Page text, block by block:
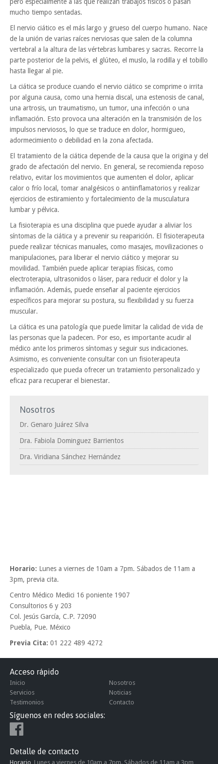
mucho tiempo sentadas.
El nervio ciático es el más largo y grueso del cuerpo humano. Nace
de la unión de varias raíces nerviosas que salen de la columna
vertebral a la altura de las vértebras lumbares y sacras. Recorre la
parte posterior de la pelvis, el glúteo, el muslo, la rodilla y el tobillo
hasta llegar al pie.
La ciática se produce cuando el nervio ciático se comprime o irrita
por alguna causa, como una hernia discal, una estenosis de canal,
una artrosis, un traumatismo, un tumor, una infección o una
inflamación. Esto provoca una alteración en la transmisión de los
impulsos nerviosos, lo que se traduce en dolor, hormigueo,
adormecimiento o debilidad en la zona afectada.
El tratamiento de la ciática depende de la causa que la origina y del
grado de afectación del nervio. En general, se recomienda reposo
relativo, evitar los movimientos que aumenten el dolor, aplicar
calor o frío local, tomar analgésicos o antiinflamatorios y realizar
ejercicios de estiramiento y fortalecimiento de la musculatura
lumbar y pélvica.
La fisioterapia es una disciplina que puede ayudar a aliviar los
síntomas de la ciática y a prevenir su reaparición. El fisioterapeuta
puede realizar técnicas manuales, como masajes, movilizaciones o
manipulaciones, para liberar el nervio ciático y mejorar su
movilidad. También puede aplicar terapias físicas, como
electroterapia, ultrasonidos o láser, para reducir el dolor y la
inflamación. Además, puede enseñar al paciente ejercicios
específicos para mejorar su postura, su flexibilidad y su fuerza
muscular.
La ciática es una patología que puede limitar la calidad de vida de
las personas que la padecen. Por eso, es importante acudir al
médico ante los primeros síntomas y seguir sus indicaciones.
Asimismo, es conveniente consultar con un fisioterapeuta
especializado que pueda ofrecer un tratamiento personalizado y
eficaz para recuperar el bienestar.
Nosotros
Dr. Genaro Juárez Silva
Dra. Fabiola Dominguez Barrientos
Dra. Viridiana Sánchez Hernández
Horario: Lunes a viernes de 10am a 7pm. Sábados de 11am a
3pm, previa cita.
Centro Médico Medici 16 poniente 1907
Consultorios 6 y 203
Col. Jesús García, C.P. 72090
Puebla, Pue. México
Previa Cita: 01 222 489 4272
Acceso rápido
Inicio
Nosotros
Servicios
Noticias
Testimonios
Contacto
Síguenos en redes sociales:
Detalle de contacto
Horario , Lunes a viernes de 10am a 7pm. Sábados de 11am a 3pm,